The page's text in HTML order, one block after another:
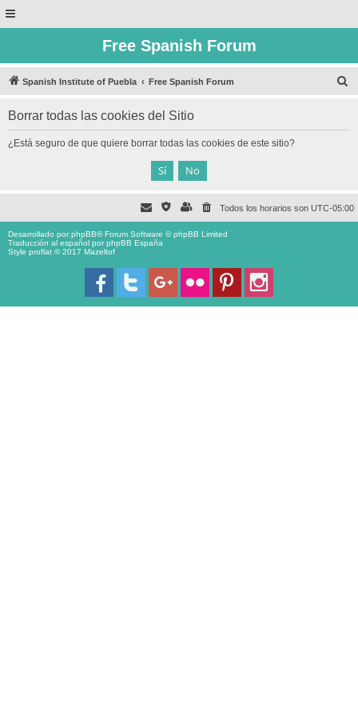
Free Spanish Forum
Spanish Institute of Puebla Free Spanish Forum
Borrar todas las cookies del Sitio
¿Está seguro de que quiere borrar todas las cookies de este sitio?
Todos los horarios son UTC-05:00
Desarrollado porphpBB® Forum Software © phpBB Limited
Traducción al español porphpBB España
Style proflat © 2017 Mazeltof